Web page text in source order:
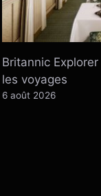
Britannic
les voyages
6 août 2026